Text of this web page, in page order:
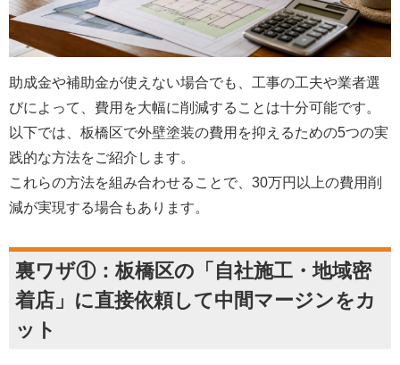
助成金や補助金が使えない場合でも、工事の工夫や業者選
びによって、費用を大幅に削減することは十分可能です。
以下では、板橋区で外壁塗装の費用を抑えるための5つの実
践的な方法をご紹介します。
これらの方法を組み合わせることで、30万円以上の費用削
減が実現する場合もあります。
裏ワザ①：板橋区の「自社施工・地域密
着店」に直接依頼して中間マージンをカ
ット